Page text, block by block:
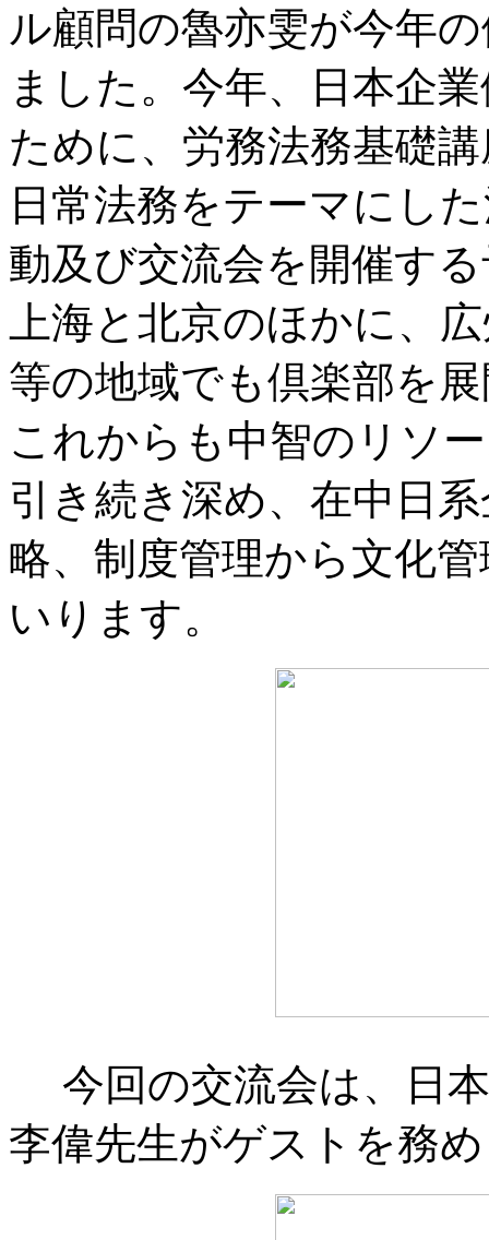
ル顧問の魯亦雯が今年
ました。今年、日本企
ために、労務法務基礎
日常法務をテーマにし
動及び交流会を開催す
上海と北京のほかに、
等の地域でも倶楽部を
これからも中智のリソ
引き続き深め、在中日
略、制度管理から文化
いります。
今回の交流会は、日
李偉先生がゲストを務